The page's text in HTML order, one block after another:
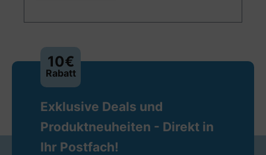
10€
Rabatt
Exklusive Deals und
Produktneuheiten - Direkt in
Ihr Postfach!